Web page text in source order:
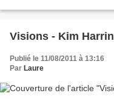
Visions - Kim
Publié le 11/08/2011 à 13:16
Par Laure